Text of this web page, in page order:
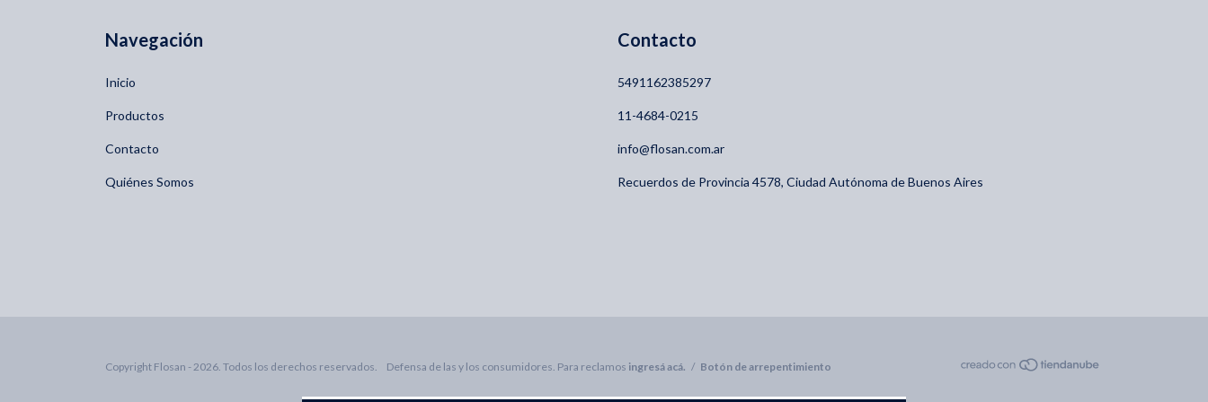
Navegación
Inicio
Productos
Contacto
Quiénes Somos
Contacto
5491162385297
11-4684-0215
info@flosan.com.ar
Recuerdos de Provincia 4578, Ciudad Autónoma de Buenos Aires
Copyright Flosan - 2026. Todos los derechos reservados. Defensa de las y los consumidores. Para reclamos ingresá acá. / Botón de arrepentimiento